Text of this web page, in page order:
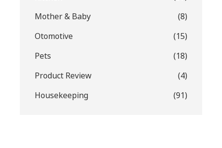
Mother & Baby
(8)
Otomotive
(15)
Pets
(18)
Product Review
(4)
Housekeeping
(91)